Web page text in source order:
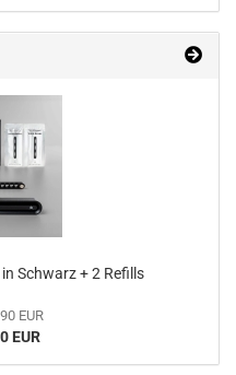
Schwarz + 2 Re­fills
EUR
EUR